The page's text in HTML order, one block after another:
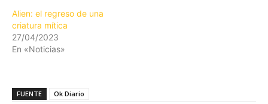
Alien: el regreso de una
criatura mítica
27/04/2023
En «Noticias»
FUENTE Ok Diario